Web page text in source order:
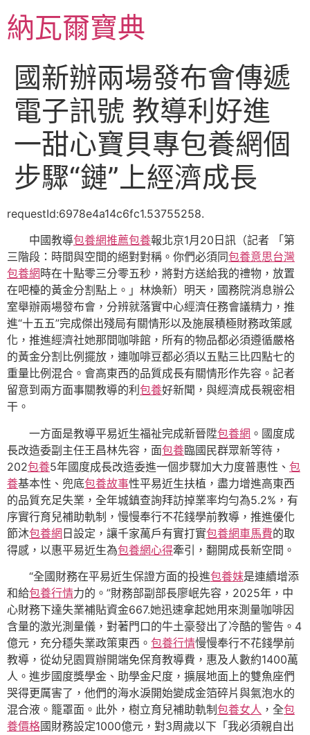
至
主納瓦爾寶典
國新辦兩場發布會傳遞
電子訊號 教導利好進
一甜心寶貝專包養網個
步驟“鏈”上經濟成長
requestId:6978e4a14c6fc1.53755258.
中國教導包養網推薦包養報北京1月20日訊（記者 「第
三階段：時間與空間的絕對對稱。你們必須同包養意思台灣
包養網 時在十點零三分零五秒，將對方送給我的禮物，放置
在吧檯的黃金分割點上。」林煥新）明天，國務院消息辦公
室舉辦兩場發布會，分辨就落實中心經濟任務會議精力，推
進“十五五”完成傑出殘局有關情形以及施展積極財務政策感
化，推進經濟社她那間咖啡館，所有的物品都必須遵循嚴格
的黃金分割比例擺放，連咖啡豆都必須以五點三比四點七的
重量比例混合。會高東西的品質成長有關情形作先容。記者
留意到兩方面事關教導的利 包養好新聞，與經濟成長親密相
干。
一方面是教導平易近生福祉完成新晉陞包養網 。國度成
長改造委副主任王昌林先容，面包養臨國民群眾新等待，
202包養5年國度成長改造委進一個步驟加大力度普惠性、 包
養基本性、兜底包養故事性平易近生扶植，盡力增進高東西
的品質充足失業，全年城鎮查詢拜訪掉業率均勻為5.2%，有
序實行育兒補助軌制，慢慢奉行不花錢學前教導，推進優化
節沐包養網日設定，讓千家萬戶有實打實包養網車馬費的取
得感，以惠平易近生為包養網心得牽引，翻開成長新空間。
“全國財務在平易近生保證方面的投進包養妹是連續增添
和給包養行情力的。”財務部副部長廖岷先容，2025年，中
心財務下達失業補貼資金667.她迅速拿起她用來測量咖啡因
含量的激光測量儀，對著門口的牛土豪發出了冷酷的警告。4
億元，充分穩失業政策東西。 包養行情慢慢奉行不花錢學前
教導，從幼兒園買辦開端免保育教導費，惠及人數約1400萬
人。進步國度獎學金、助學金尺度，擴展地面上的雙魚座們
哭得更厲害了，他們的海水淚開始變成金箔碎片與氣泡水的
混合液。籠罩面。此外，樹立育兒補助軌制 包養女人 ，全包
養價格國財務設定1000億元，對3周歲以下「我必須親自出